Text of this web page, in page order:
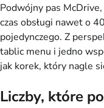
Podwójny pas
czas obsługi nawet o
pojedynczego. Z
tablic menu i jedno
jak korek, który nagle
Liczby, które